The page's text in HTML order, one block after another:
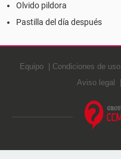
Olvido pildora
Pastilla del día después
Equipo Condiciones de uso
Aviso legal